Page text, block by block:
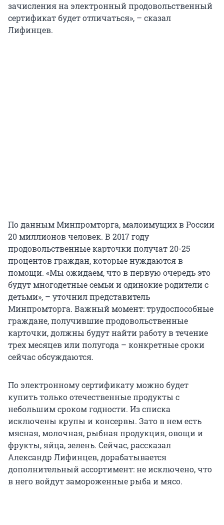
зачисления на электронный продовольственный
сертификат будет отличаться», – сказал
Лифинцев.
По данным Минпромторга, малоимущих в России
20 миллионов человек. В 2017 году
продовольственные карточки получат 20-25
процентов граждан, которые нуждаются в
помощи. «Мы ожидаем, что в первую очередь это
будут многодетные семьи и одинокие родители с
детьми», – уточнил представитель
Минпромторга. Важный момент: трудоспособные
граждане, получившие продовольственные
карточки, должны будут найти работу в течение
трех месяцев или полугода – конкретные сроки
сейчас обсуждаются.
По электронному сертификату можно будет
купить только отечественные продукты с
небольшим сроком годности. Из списка
исключены крупы и консервы. Зато в нем есть
мясная, молочная, рыбная продукция, овощи и
фрукты, яйца, зелень. Сейчас, рассказал
Александр Лифинцев, дорабатывается
дополнительный ассортимент: не исключено, что
в него войдут замороженные рыба и мясо.